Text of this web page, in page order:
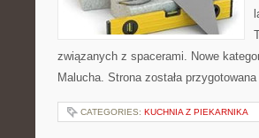
związanych z spacerami. Nowe
Malucha. Strona została
CATEGORIES: KUCHNIA Z PIEKARNIKA